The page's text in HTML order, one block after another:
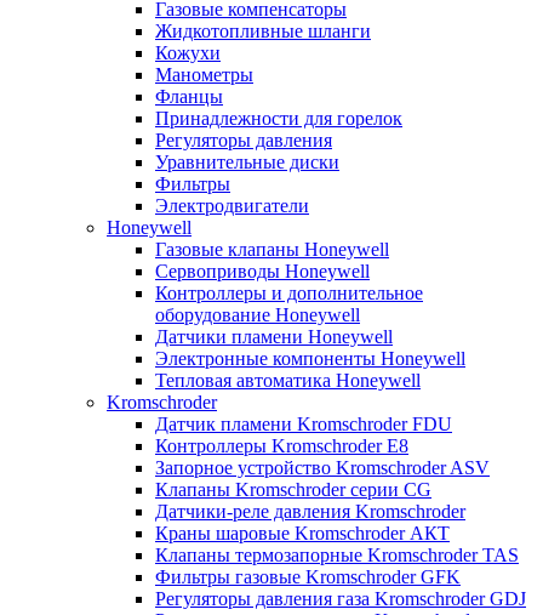
Газовые компенсаторы
Жидкотопливные шланги
Кожухи
Манометры
Фланцы
Принадлежности для горелок
Регуляторы давления
Уравнительные диски
Фильтры
Электродвигатели
Honeywell
Газовые клапаны Honeywell
Сервоприводы Honeywell
Контроллеры и дополнительное
оборудование Honeywell
Датчики пламени Honeywell
Электронные компоненты Honeywell
Тепловая автоматика Honeywell
Kromschroder
Датчик пламени Kromschroder FDU
Контроллеры Kromschroder E8
Запорное устройство Kromschroder ASV
Клапаны Kromschroder серии CG
Датчики-реле давления Kromschroder
Краны шаровые Kromschroder АКТ
Клапаны термозапорные Kromschroder TAS
Фильтры газовые Kromschroder GFK
Регуляторы давления газа Kromschroder GDJ